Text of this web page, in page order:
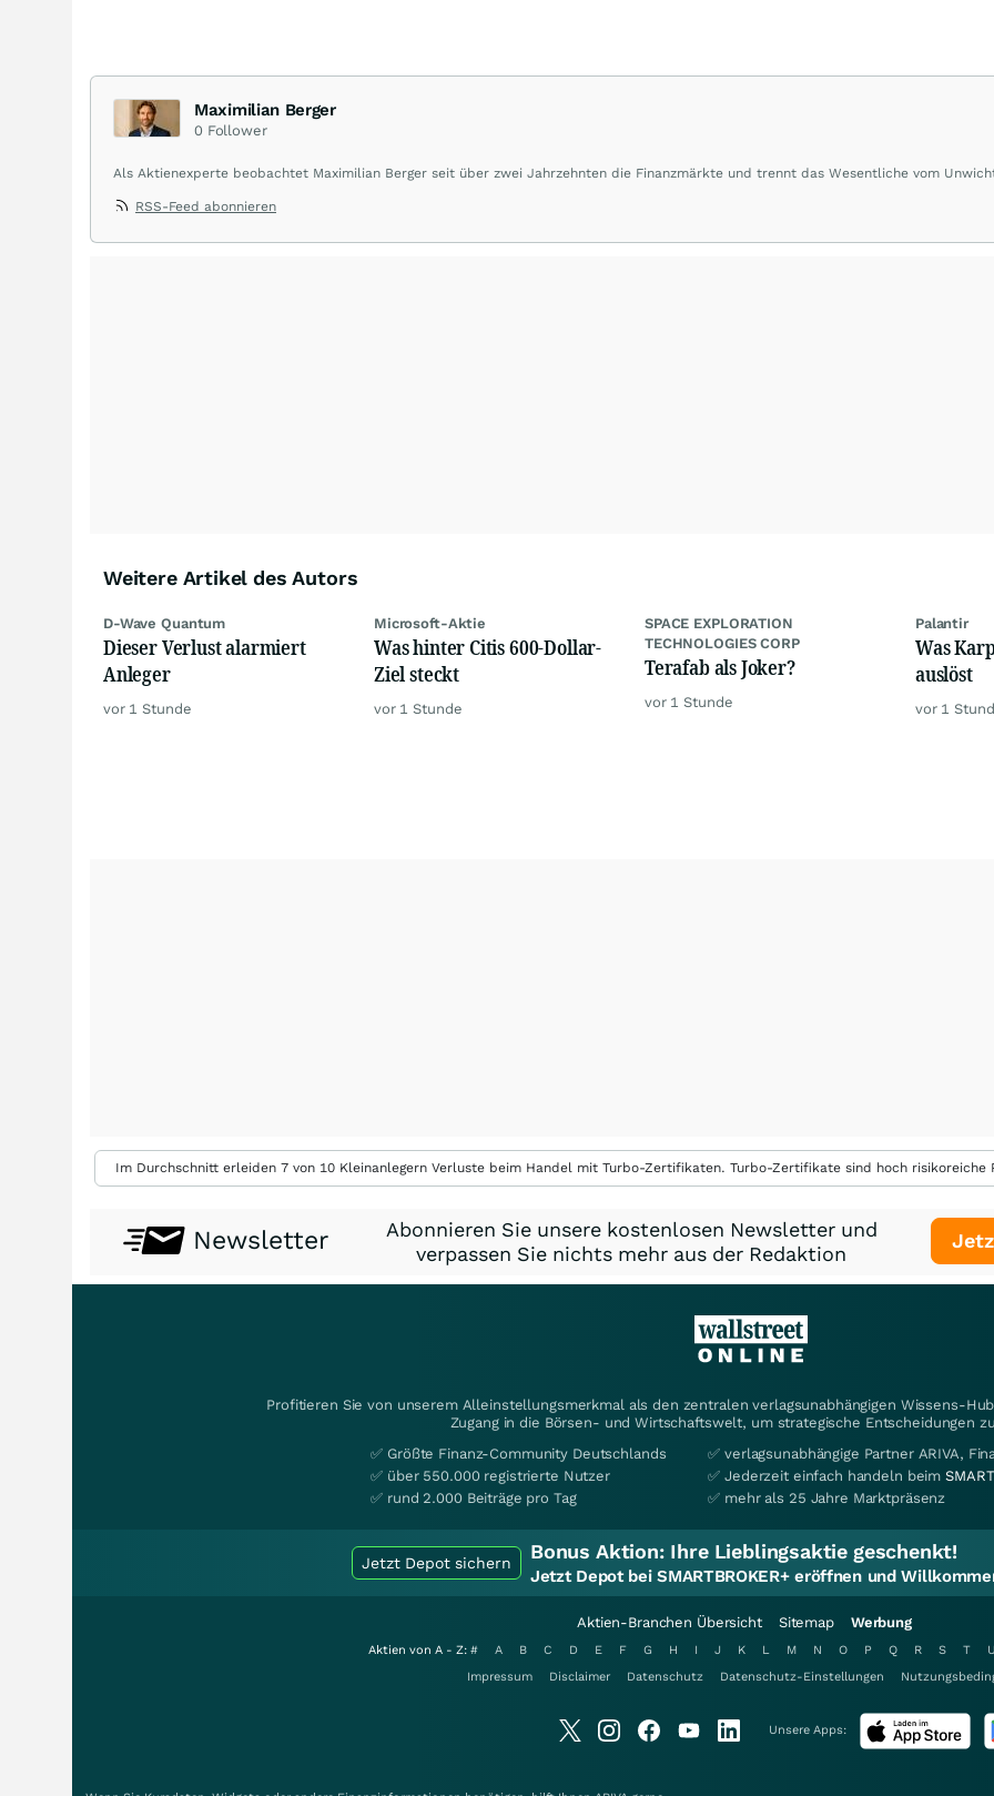
Maximilian Berger
0 Follower
Als Aktienexperte beobachtet Maximilian Berger seit über zwei Jahrzehnten die Finanzmärkte und trennt das Wesentliche vom
RSS-Feed abonnieren
Weitere Artikel des Autors
D-Wave Quantum
Dieser Verlust alarmiert
Anleger
vor 1 Stunde
Microsoft-Aktie
Was hinter Citis 600-Dollar-
Ziel steckt
vor 1 Stunde
SPACE EXPLORATION
TECHNOLOGIES CORP
Terafab als Joker?
vor 1 Stunde
Palantir
Was
auslöst
vor 1
Im Durchschnitt erleiden 7 von 10 Kleinanlegern Verluste beim Handel mit Turbo-Zertifikaten. Turbo-Zertifikate sind hoch
Newsletter
Abonnieren Sie unsere kostenlosen Newsletter und
verpassen Sie nichts mehr aus der Redaktion
Profitieren Sie von unserem Alleinstellungsmerkmal als den zentralen verlagsunabhängigen Wissens-
Zugang in die Börsen- und Wirtschaftswelt, um strategische Entscheidungen
✅ Größte Finanz-Community Deutschlands
✅ über 550.000 registrierte Nutzer
✅ rund 2.000 Beiträge pro Tag
✅ verlagsunabhängige Partner ARIVA,
✅ Jederzeit einfach handeln beim
✅ mehr als 25 Jahre Marktpräsenz
Jetzt Depot sichern Bonus Aktion: Ihre Lieblingsaktie geschenkt!
Jetzt Depot bei SMARTBROKER+ eröffnen und
Aktien-Branchen Übersicht Sitemap Werbung
Aktien von A - Z: # A B C D E F G H I J K L M N O P Q R S T U
Impressum
Disclaimer Datenschutz Datenschutz-Einstellungen
Unsere Apps: